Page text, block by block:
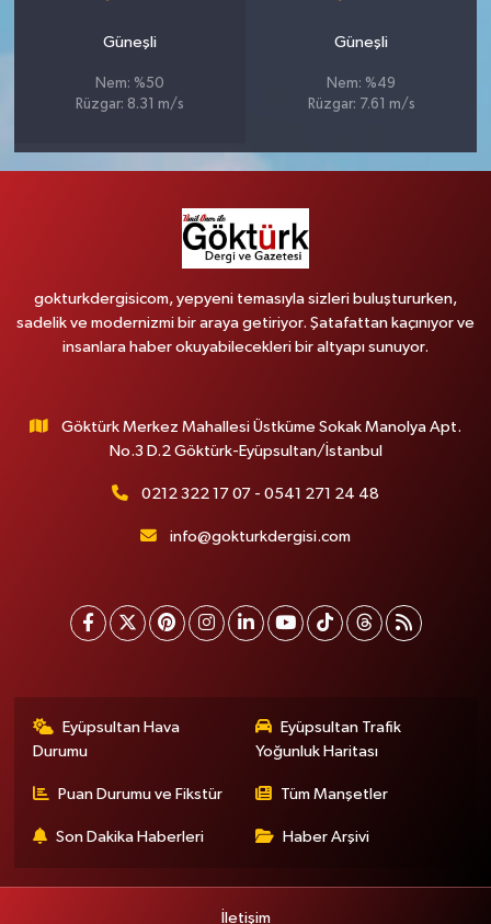
Güneşli
Nem: %50
Rüzgar: 8.31 m/s
Güneşli
Nem: %49
Rüzgar: 7.61 m/s
gokturkdergisicom, yepyeni temasıyla sizleri buluştururken,
sadelik ve modernizmi bir araya getiriyor. Şatafattan kaçınıyor ve
insanlara haber okuyabilecekleri bir altyapı sunuyor.
Göktürk Merkez Mahallesi Üstküme Sokak Manolya Apt.
No.3 D.2 Göktürk-Eyüpsultan/İstanbul
0212 322 17 07 - 0541 271 24 48
info@gokturkdergisi.com
Eyüpsultan Hava
Durumu
Eyüpsultan Trafik
Yoğunluk Haritası
Puan Durumu ve Fikstür Tüm Manşetler
Son Dakika Haberleri Haber Arşivi
İletişim